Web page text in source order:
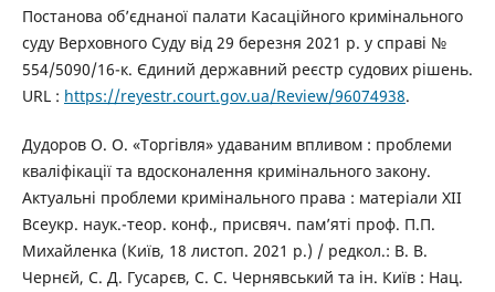
Постанова об’єднаної палати Касаційного кримінального
суду Верховного Суду від 29 березня 2021 р. у справі №
554/5090/16-к. Єдиний державний реєстр судових рішень.
URL : https://reyestr.court.gov.ua/Review/96074938.
Дудоров О. О. «Торгівля» удаваним впливом : проблеми
кваліфікації та вдосконалення кримінального закону.
Актуальні проблеми кримінального права : матеріали XII
Всеукр. наук.-теор. конф., присвяч. пам’яті проф. П.П.
Михайленка (Київ, 18 листоп. 2021 р.) / редкол.: В. В.
Чернєй, С. Д. Гусарєв, С. С. Чернявський та ін. Київ : Нац.